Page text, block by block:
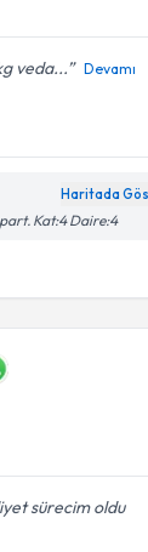
veda... Devamı
Haritada
Kat:4 Daire:4
sürecim oldu